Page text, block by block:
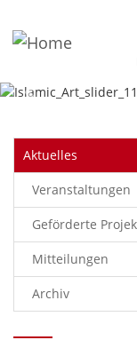
Previous
Aktuelles
Veranstaltungen
Geförderte
Mitteilungen
Archiv